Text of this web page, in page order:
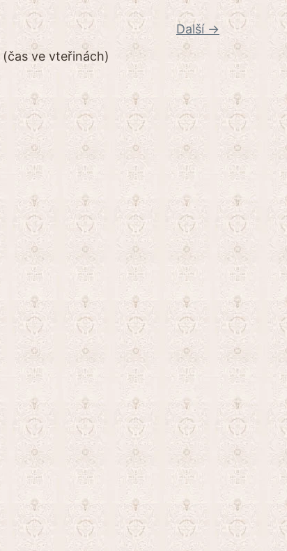
Další →
(čas ve vteřinách)